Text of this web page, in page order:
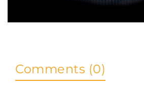
Comments (0)